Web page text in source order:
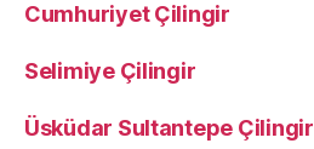
Cumhuriyet Çilingir
Selimiye Çilingir
Üsküdar Sultantepe Çilingir